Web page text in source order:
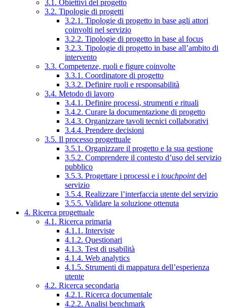
3.1. Obiettivi del progetto
3.2. Tipologie di progetti
3.2.1. Tipologie di progetto in base agli attori
coinvolti nel servizio
3.2.2. Tipologie di progetto in base al focus
3.2.3. Tipologie di progetto in base all’ambito di
intervento
3.3. Competenze, ruoli e figure coinvolte
3.3.1. Coordinatore di progetto
3.3.2. Definire ruoli e responsabilità
3.4. Metodo di lavoro
3.4.1. Definire processi, strumenti e rituali
3.4.2. Curare la documentazione di progetto
3.4.3. Organizzare tavoli tecnici collaborativi
3.4.4. Prendere decisioni
3.5. Il processo progettuale
3.5.1. Organizzare il progetto e la sua gestione
3.5.2. Comprendere il contesto d’uso del servizio
pubblico
3.5.3. Progettare i processi e i touchpointdel
servizio
3.5.4. Realizzare l’interfaccia utente del servizio
3.5.5. Validare la soluzione ottenuta
4. Ricerca progettuale
4.1. Ricerca primaria
4.1.1. Interviste
4.1.2. Questionari
4.1.3. Test di usabilità
4.1.4. Web analytics
4.1.5. Strumenti di mappatura dell’esperienza
utente
4.2. Ricerca secondaria
4.2.1. Ricerca documentale
4.2.2. Analisi benchmark